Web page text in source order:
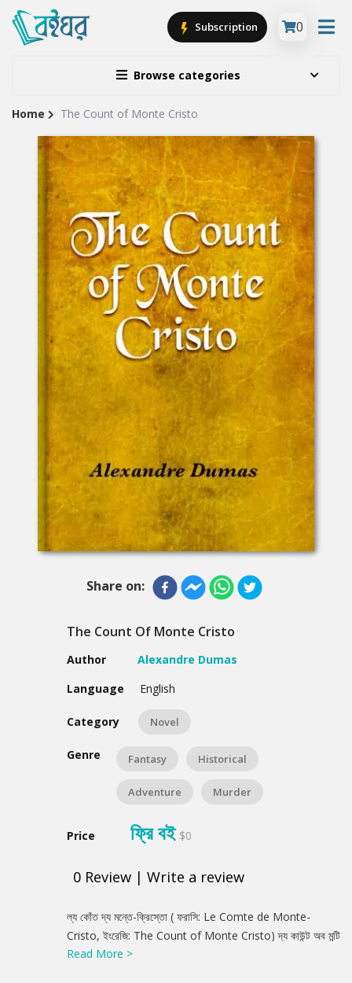
Browse categories
Subscription 0
Site
Breadcrumb
Home The Count of Monte Cristo
Share on:
The Count Of Monte Cristo
Author
Alexandre Dumas
Language
English
Category Novel
Genre Fantasy Historical
Adventure Murder
Price ফ্রি বই $0
0 Review | Write a review
Product
Summery
ল্য কোঁত দ্য মন্তে-ক্রিস্তো ( ফরাসি: Le Comte de Monte-
Cristo, ইংরেজি: The Count of Monte Cristo) দ্য কাউন্ট অব মন্টি
ক্রিস্টো) আলেক্সাঁদ্র্ দ্যুমা রচিত একটি রোমান্টিক এবং রোমাঞ্চকর ফরাসি
Read More >